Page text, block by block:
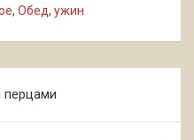
, Обед, ужин
перцами